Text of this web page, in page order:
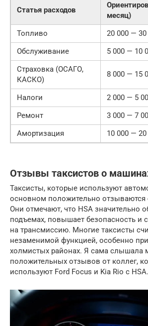
Статья расходов
месяц)
Топливо
20 000 — 30
Обслуживание
5 000 — 10
Страховка (ОСАГО,
КАСКО)
8 000 — 15
Налоги
2 000 — 5
Ремонт
3 000 — 7
Амортизация
10 000 — 20
Отзывы таксистов о
Таксисты, которые используют
основном положительно отзываются
Они отмечают, что HSA значительно
подъемах, повышает безопасность и
на трансмиссию. Многие таксисты
незаменимой функцией, особенно
холмистых районах. Я сама слышала
положительных отзывов от коллег,
используют Ford Focus и Kia Rio с HSA.